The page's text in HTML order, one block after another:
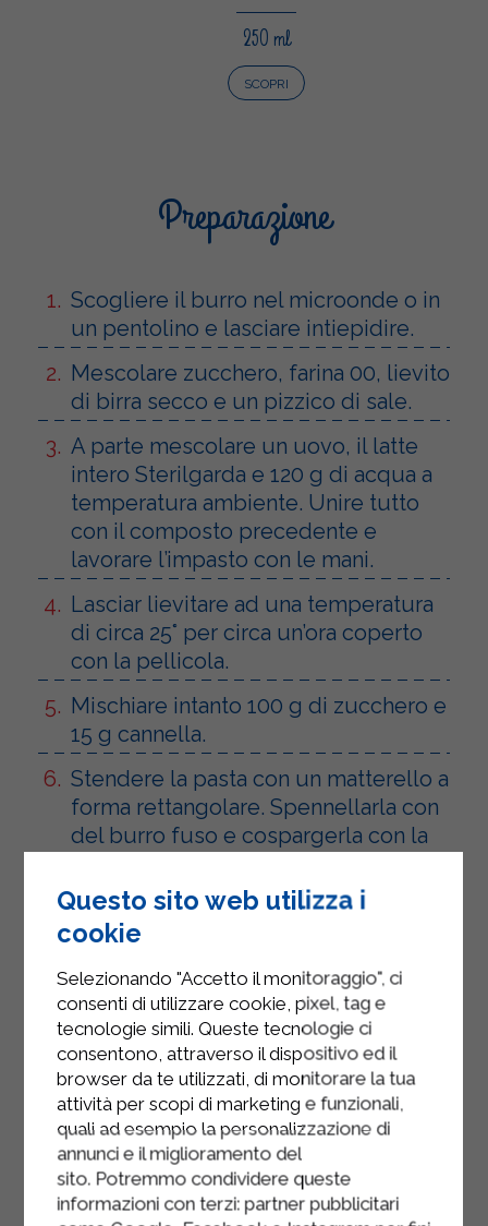
250 ml
SCOPRI
Preparazione
Scogliere il burro nel microonde o in
un pentolino e lasciare intiepidire.
Mescolare zucchero, farina 00, lievito
di birra secco e un pizzico di sale.
A parte mescolare un uovo, il latte
intero Sterilgarda e 120 g di acqua a
temperatura ambiente. Unire tutto
con il composto precedente e
lavorare l’impasto con le mani.
Lasciar lievitare ad una temperatura
di circa 25° per circa un’ora coperto
con la pellicola.
Mischiare intanto 100 g di zucchero e
15 g cannella.
Stendere la pasta con un matterello a
forma rettangolare. Spennellarla con
del burro fuso e cospargerla con la
Arrotolarla su sé stessa come un
salsicciotto da tagliare poi a fette
abbastanza spesse.
Adagiare le fette distanti l’una
dall’altra su una teglia imburrata. La
spirale di cannella deve essere
rivolta verso l’alto.
Cospargere tutto con altro zucchero
e lasciar lievitare per altri 30 minuti.
Cuocere a 180° per circa 30 minuti e
Questo sito web utilizza i
cookie
Selezionando "Accetto il monitoraggio", ci
consenti di utilizzare cookie, pixel, tag e
tecnologie simili. Queste tecnologie ci
consentono, attraverso il dispositivo ed il
browser da te utilizzati, di monitorare la tua
attività per scopi di marketing e funzionali,
quali ad esempio la personalizzazione di
annunci e il miglioramento del
sito. Potremmo condividere queste
informazioni con terzi: partner pubblicitari